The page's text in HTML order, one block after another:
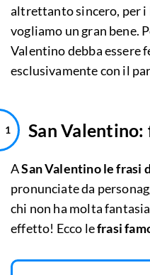
altrettanto sincero, per i
vogliamo un gran bene.
Valentino debba essere
esclusivamente con il
San
ASan Valentino le frasi
pronunciate da
chi non ha molta
effetto! Ecco lefrasi